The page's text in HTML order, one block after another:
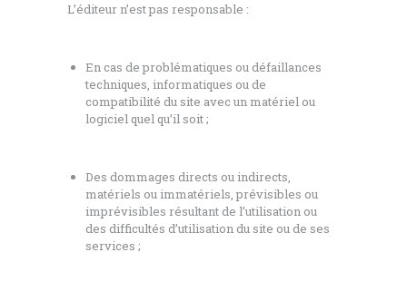
L’éditeur n’est pas responsable :
En cas de problématiques ou défaillances
techniques, informatiques ou de
compatibilité du site avec un matériel ou
logiciel quel qu’il soit ;
Des dommages directs ou indirects,
matériels ou immatériels, prévisibles ou
imprévisibles résultant de l’utilisation ou
des difficultés d’utilisation du site ou de ses
services ;